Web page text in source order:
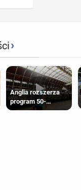
›
Anglia rozszerza
program 50-
procentowych